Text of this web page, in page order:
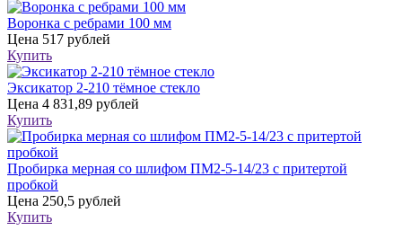
Воронка с ребрами 100 мм
Цена 517 рублей
Купить
Эксикатор 2-210 тёмное стекло
Цена 4 831,89 рублей
Купить
Пробирка мерная со шлифом ПМ2-5-14/23 с притертой
пробкой
Цена 250,5 рублей
Купить